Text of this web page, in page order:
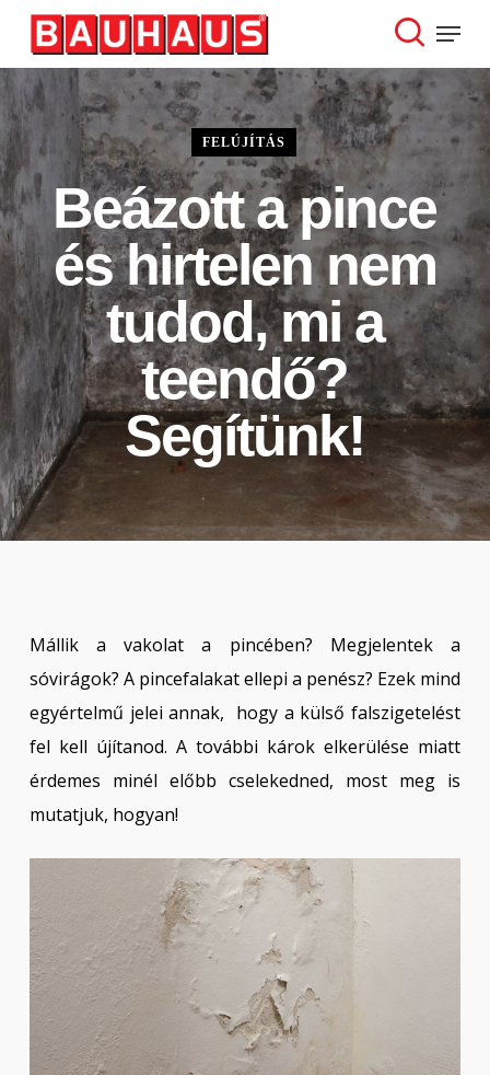
Skip
main
content
search
Menu
FELÚJÍTÁS
Beázott a pince
és hirtelen nem
tudod, mi a
teendő?
Segítünk!
Mállik a vakolat a pincében? Megjelentek a
sóvirágok? A pincefalakat ellepi a penész? Ezek mind
egyértelmű jelei annak, hogy a külső falszigetelést
fel kell újítanod. A további károk elkerülése miatt
érdemes minél előbb cselekedned, most meg is
mutatjuk, hogyan!
Close
Menu